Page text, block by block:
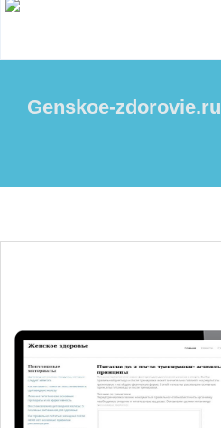
Genskoe-zdorovie.ru